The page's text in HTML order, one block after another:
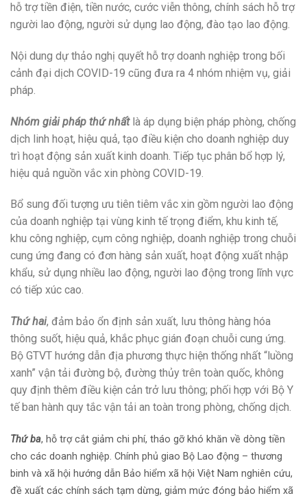
hỗ trợ tiền điện, tiền nước, cước viễn thông, chính sách hỗ trợ
người lao động, người sử dụng lao động, đào tạo lao động.
Nội dung dự thảo nghị quyết hỗ trợ doanh nghiệp trong bối
cảnh đại dịch COVID-19 cũng đưa ra 4 nhóm nhiệm vụ, giải
pháp.
Nhóm giải pháp thứ nhất là áp dụng biện pháp phòng, chống
dịch linh hoạt, hiệu quả, tạo điều kiện cho doanh nghiệp duy
trì hoạt động sản xuất kinh doanh. Tiếp tục phân bổ hợp lý,
hiệu quả nguồn vắc xin phòng COVID-19.
Bổ sung đối tượng ưu tiên tiêm vắc xin gồm người lao động
của doanh nghiệp tại vùng kinh tế trọng điểm, khu kinh tế,
khu công nghiệp, cụm công nghiệp, doanh nghiệp trong chuỗi
cung ứng đang có đơn hàng sản xuất, hoạt động xuất nhập
khẩu, sử dụng nhiều lao động, người lao động trong lĩnh vực
có tiếp xúc cao.
Thứ hai, đảm bảo ổn định sản xuất, lưu thông hàng hóa
thông suốt, hiệu quả, khắc phục gián đoạn chuỗi cung ứng.
Bộ GTVT hướng dẫn địa phương thực hiện thống nhất “luồng
xanh” vận tải đường bộ, đường thủy trên toàn quốc, không
quy định thêm điều kiện cản trở lưu thông; phối hợp với Bộ Y
tế ban hành quy tắc vận tải an toàn trong phòng, chống dịch.
Thứ ba, hỗ trợ cắt giảm chi phí, tháo gỡ khó khăn về dòng tiền
cho các doanh nghiệp. Chính phủ giao Bộ Lao động – thương
binh và xã hội hướng dẫn Bảo hiểm xã hội Việt Nam nghiên cứu,
đề xuất các chính sách tạm dừng, giảm mức đóng bảo hiểm xã